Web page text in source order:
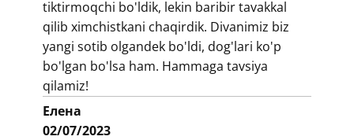
tiktirmoqchi bo'ldik, lekin baribir tavakkal
qilib ximchistkani chaqirdik. Divanimiz biz
yangi sotib olgandek bo'ldi, dog'lari ko'p
bo'lgan bo'lsa ham. Hammaga tavsiya
qilamiz!
​​Елена
02/07/2023